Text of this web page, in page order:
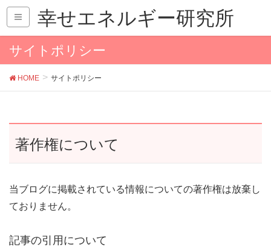
幸せエネルギー研究所
サイトポリシー
HOME サイトポリシー
著作権について
当ブログに掲載されている情報についての著作権は放棄し
ておりません。
記事の引用について